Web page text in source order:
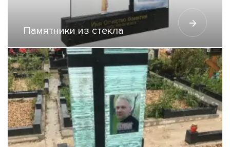
Памятники из стекла